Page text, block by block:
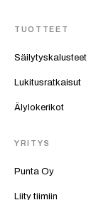
TUOTTEET
Säilytyskalusteet
Lukitusratkaisut
Älylokerikot
YRITYS
Punta Oy
Liity tiimiin